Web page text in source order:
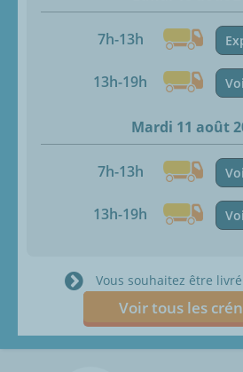
7h-13h
13h-19h
Mardi 11 août
7h-13h
13h-19h
Vous souhaitez être
Voir tous les